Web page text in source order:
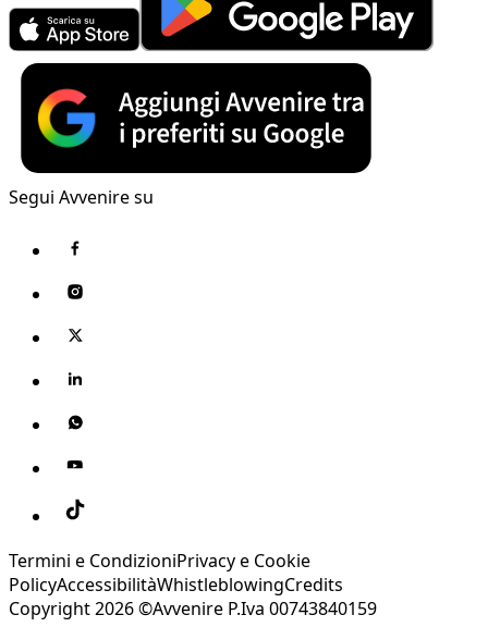
Segui Avvenire su
Termini e CondizioniPrivacy e Cookie
PolicyAccessibilitàWhistleblowingCredits
Copyright 2026 ©Avvenire P.Iva 00743840159